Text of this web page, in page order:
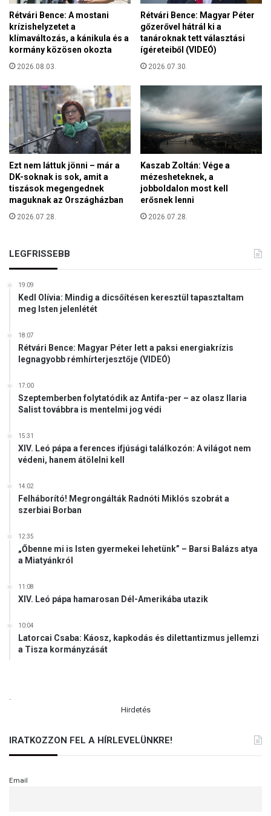
Rétvári Bence: A mostani
krízishelyzetet a
klímaváltozás, a kánikula és a
kormány közösen okozta
2026.08.03.
Rétvári Bence: Magyar Péter
gőzerővel hátrál ki a
tanároknak tett választási
ígéreteiből (VIDEÓ)
2026.07.30.
Ezt nem láttuk jönni – már a
DK-soknak is sok, amit a
tiszások megengednek
maguknak az Országházban
2026.07.28.
Kaszab Zoltán: Vége a
mézesheteknek, a
jobboldalon most kell
erősnek lenni
2026.07.28.
LEGFRISSEBB
19:09
Kedl Olívia: Mindig a dicsőítésen keresztül tapasztaltam
meg Isten jelenlétét
18:07
Rétvári Bence: Magyar Péter lett a paksi energiakrízis
legnagyobb rémhírterjesztője (VIDEÓ)
17:00
Szeptemberben folytatódik az Antifa-per – az olasz Ilaria
Salist továbbra is mentelmi jog védi
15:31
XIV. Leó pápa a ferences ifjúsági találkozón: A világot nem
védeni, hanem átölelni kell
14:02
Felháborító! Megrongálták Radnóti Miklós szobrát a
szerbiai Borban
12:35
„Őbenne mi is Isten gyermekei lehetünk” – Barsi Balázs atya
a Miatyánkról
11:08
XIV. Leó pápa hamarosan Dél-Amerikába utazik
10:04
Latorcai Csaba: Káosz, kapkodás és dilettantizmus jellemzi
a Tisza kormányzását
.
Hirdetés
IRATKOZZON FEL A HÍRLEVELÜNKRE!
Email